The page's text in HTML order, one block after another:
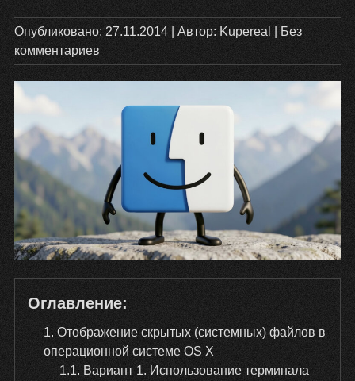
Опубликовано: 27.11.2014| Автор: Kupereal
Без
комментариев
Оглавление:
1 Отображение скрытых (системных) файлов в
операционной системе OS X
1.1
Вариант 1. Использование терминала